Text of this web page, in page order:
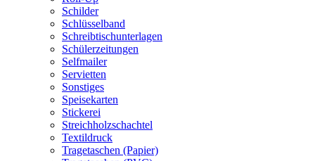
Schilder
Schlüsselband
Schreibtischunterlagen
Schülerzeitungen
Selfmailer
Servietten
Sonstiges
Speisekarten
Stickerei
Streichholzschachtel
Textildruck
Tragetaschen (Papier)